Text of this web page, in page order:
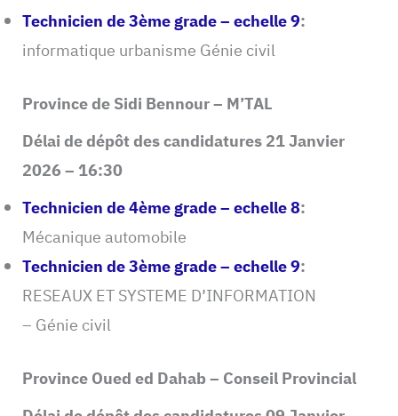
Technicien de 3ème grade – echelle 9:
informatique urbanisme Génie civil
Province de Sidi Bennour – M’TAL
Délai de dépôt des candidatures 21 Janvier
2026 – 16:30
Technicien de 4ème grade – echelle 8:
Mécanique automobile
Technicien de 3ème grade – echelle 9:
RESEAUX ET SYSTEME D’INFORMATION
– Génie civil
Province Oued ed Dahab – Conseil Provincial